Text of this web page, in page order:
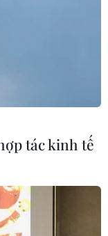
tác kinh tế